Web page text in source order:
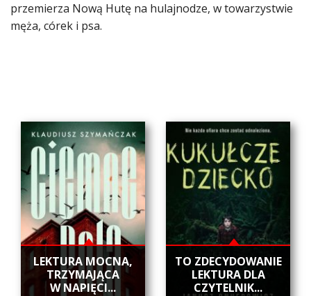
przemierza Nową Hutę na hulajnodze, w towarzystwie
męża, córek i psa.
​LEKTURA MOCNA,
TRZYMAJĄCA
W NAPIĘCI...
​TO ZDECYDOWANIE
LEKTURA DLA
CZYTELNIK...